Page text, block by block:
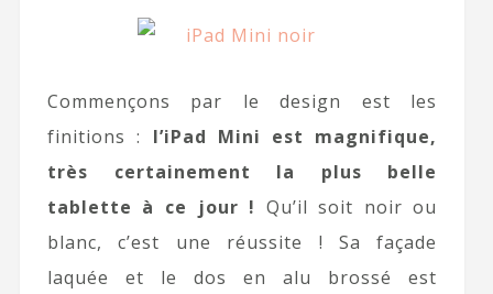
Commençons par le design est les
finitions : l’iPad Mini est magnifique,
très certainement la plus belle
tablette à ce jour ! Qu’il soit noir ou
blanc, c’est une réussite ! Sa façade
laquée et le dos en alu brossé est